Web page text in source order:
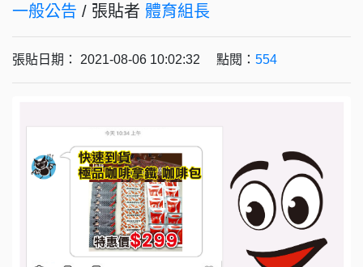
一般公告 / 張貼者 體育組長
張貼日期： 2021-08-06 10:02:32 點閱： 554